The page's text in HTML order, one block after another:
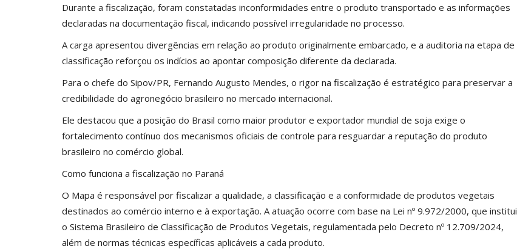
Durante a fiscalização, foram constatadas inconformidades entre o produto transportado e as informações
declaradas na documentação fiscal, indicando possível irregularidade no processo.
A carga apresentou divergências em relação ao produto originalmente embarcado, e a auditoria na etapa de
classificação reforçou os indícios ao apontar composição diferente da declarada.
Para o chefe do Sipov/PR, Fernando Augusto Mendes, o rigor na fiscalização é estratégico para preservar a
credibilidade do agronegócio brasileiro no mercado internacional.
Ele destacou que a posição do Brasil como maior produtor e exportador mundial de soja exige o
fortalecimento contínuo dos mecanismos oficiais de controle para resguardar a reputação do produto
brasileiro no comércio global.
Como funciona a fiscalização no Paraná
O Mapa é responsável por fiscalizar a qualidade, a classificação e a conformidade de produtos vegetais
destinados ao comércio interno e à exportação. A atuação ocorre com base na Lei nº 9.972/2000, que institui
o Sistema Brasileiro de Classificação de Produtos Vegetais, regulamentada pelo Decreto nº 12.709/2024,
além de normas técnicas específicas aplicáveis a cada produto.